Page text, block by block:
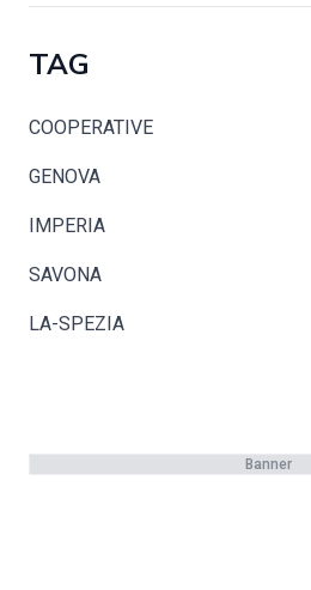
TAG
COOPERATIVE
GENOVA
IMPERIA
SAVONA
LA-SPEZIA
Banner